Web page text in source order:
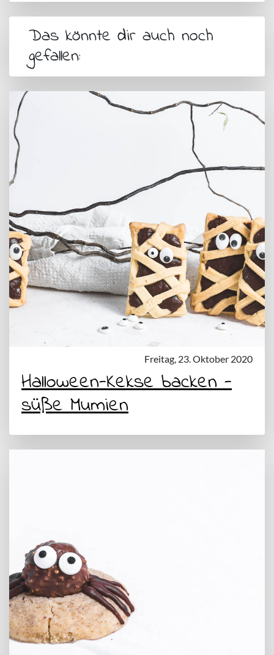
Das könnte dir auch noch
gefallen:
Freitag, 23. Oktober 2020
Halloween-Kekse backen -
süße Mumien